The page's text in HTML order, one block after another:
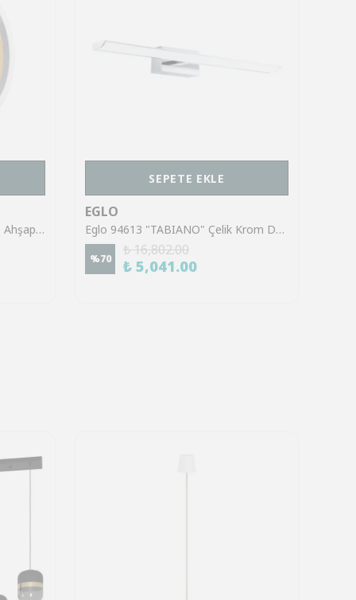
Eglo 39897 "CADINARO" Çelik, Ahşap Gri, Kahverengi Duvar Aplik
SEPETE EKLE
EGLO
Eglo 94613 "TABIANO" Çelik Krom Duvar Aplik
%70
₺ 16,802.00
₺ 5,041.00